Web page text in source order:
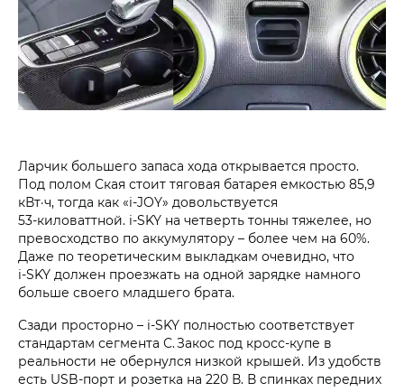
Ларчик большего запаса хода открывается просто.
Под полом Ская стоит тяговая батарея емкостью 85,9
кВт·ч, тогда как «i‑JOY» довольствуется
53‑киловаттной. i‑SKY на четверть тонны тяжелее, но
превосходство по аккумулятору – более чем на 60%.
Даже по теоретическим выкладкам очевидно, что
i‑SKY должен проезжать на одной зарядке намного
больше своего младшего брата.
Сзади просторно – i‑SKY полностью соответствует
стандартам сегмента С. Закос под кросс-купе в
реальности не обернулся низкой крышей. Из удобств
есть USB-порт и розетка на 220 В. В спинках передних